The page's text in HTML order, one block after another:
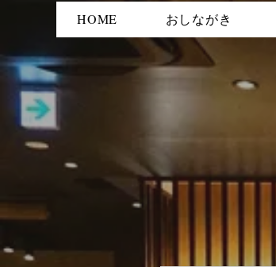
HOME おしながき